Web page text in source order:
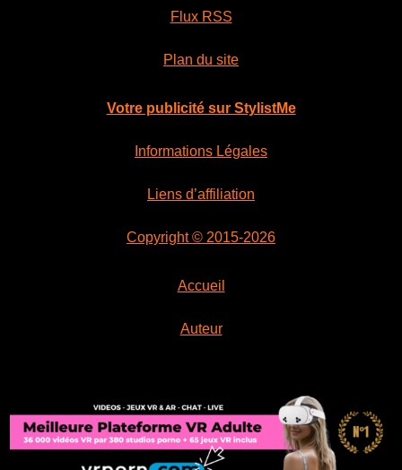
Flux RSS
Plan du site
Votre publicité sur StylistMe
Informations Légales
Liens d’affiliation
Copyright © 2015-2026
Accueil
Auteur